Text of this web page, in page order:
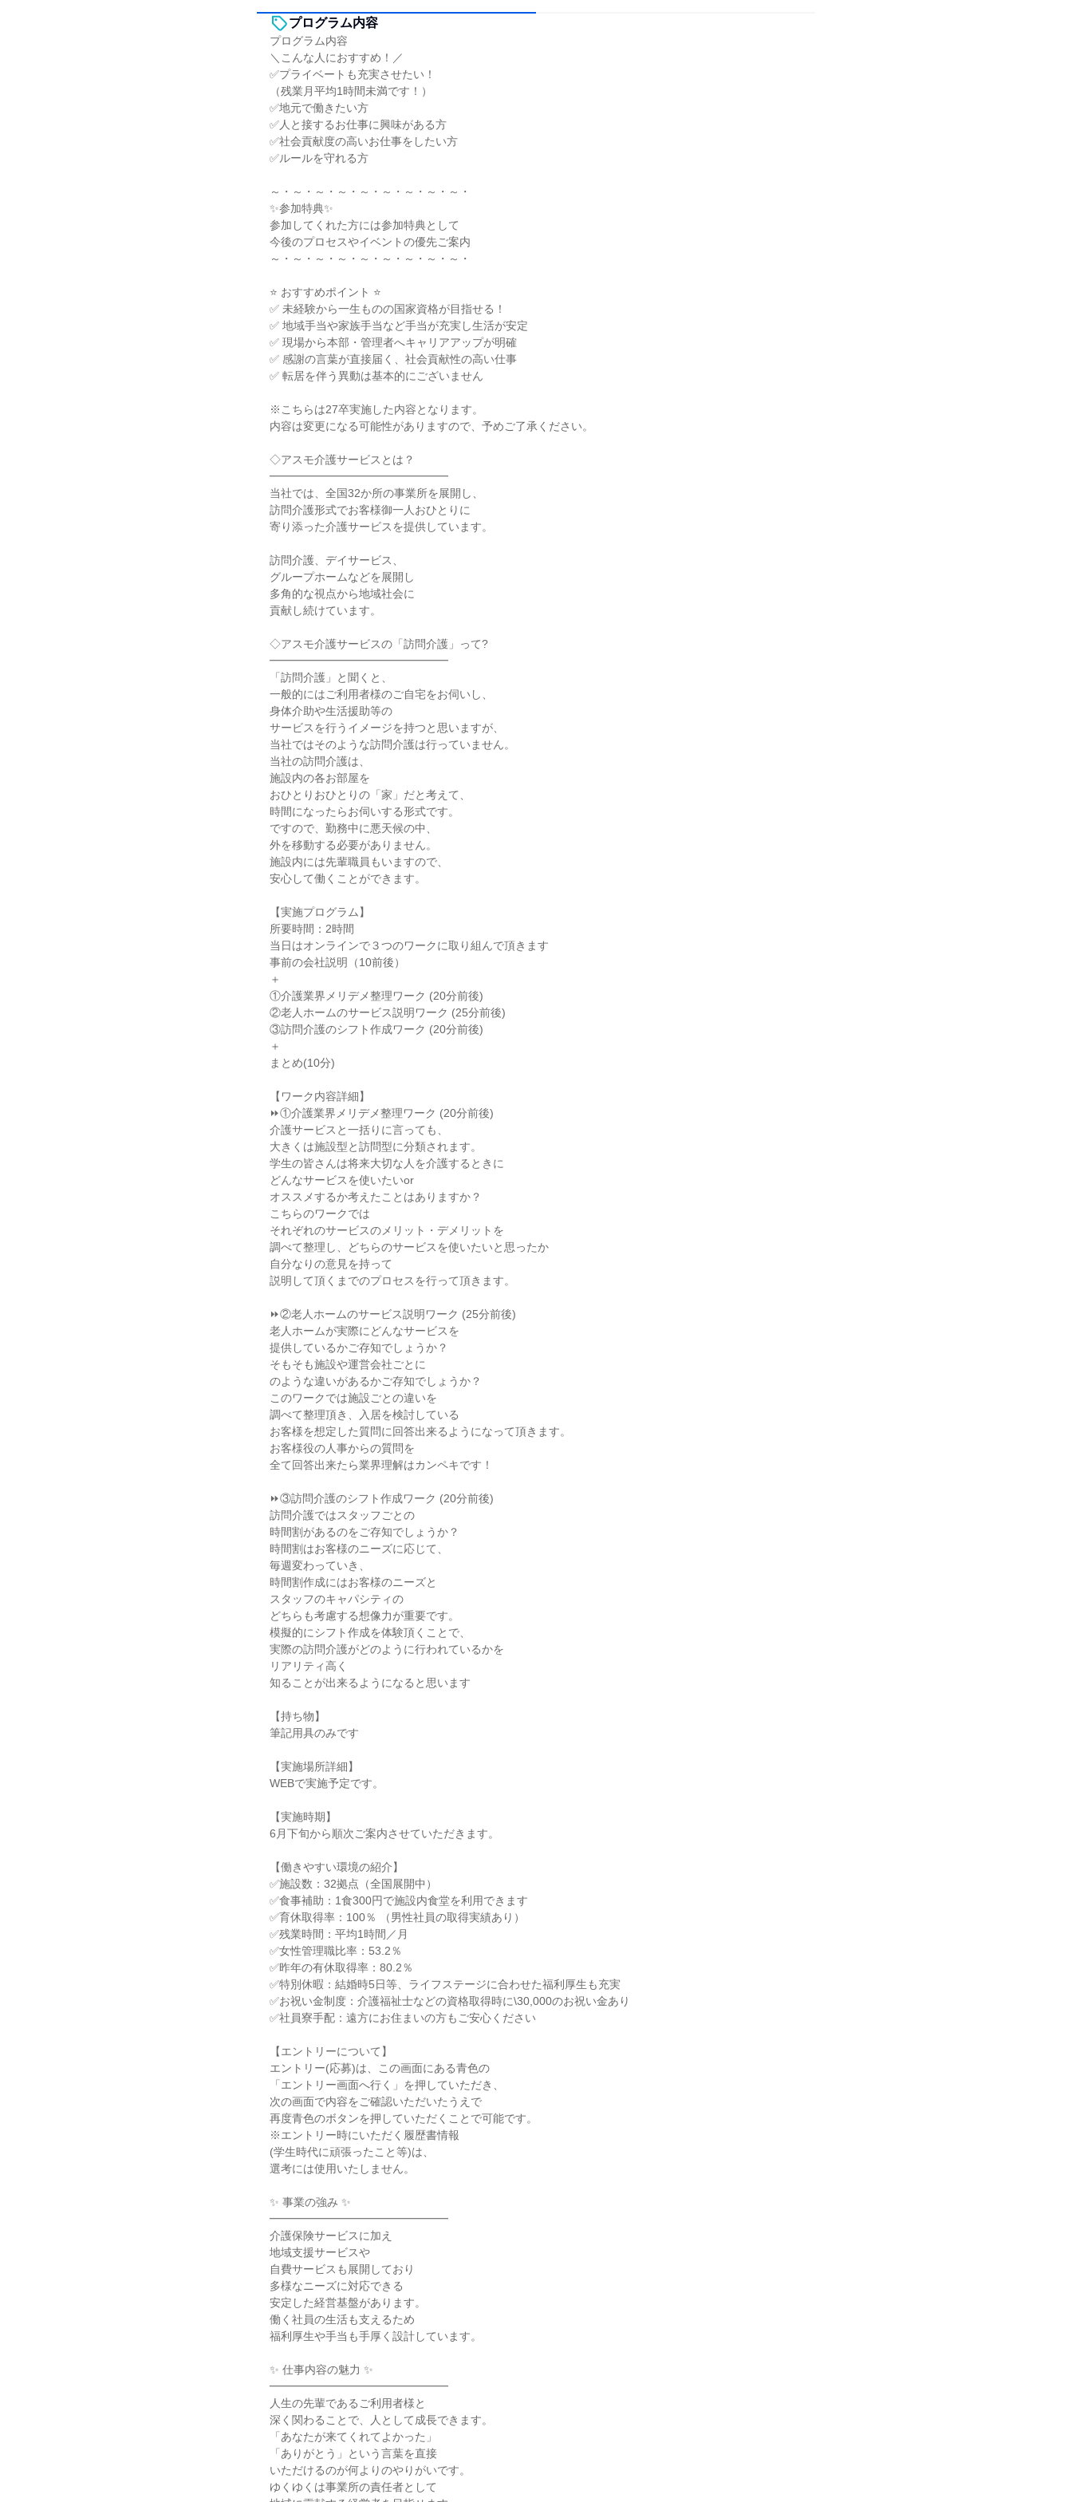
プログラム内容
プログラム内容
＼こんな人におすすめ！／
✅プライベートも充実させたい！
（残業月平均1時間未満です！）
✅地元で働きたい方
✅人と接するお仕事に興味がある方
✅社会貢献度の高いお仕事をしたい方
✅ルールを守れる方
～・～・～・～・～・～・～・～・～・
✨参加特典✨
参加してくれた方には参加特典として
今後のプロセスやイベントの優先ご案内
～・～・～・～・～・～・～・～・～・
⭐ おすすめポイント ⭐
✅ 未経験から一生ものの国家資格が目指せる！
✅ 地域手当や家族手当など手当が充実し生活が安定
✅ 現場から本部・管理者へキャリアアップが明確
✅ 感謝の言葉が直接届く、社会貢献性の高い仕事
✅ 転居を伴う異動は基本的にございません
※こちらは27卒実施した内容となります。
内容は変更になる可能性がありますので、予めご了承ください。
◇アスモ介護サービスとは？
━━━━━━━━━━━━━━━━
当社では、全国32か所の事業所を展開し、
訪問介護形式でお客様御一人おひとりに
寄り添った介護サービスを提供しています。
訪問介護、デイサービス、
グループホームなどを展開し
多角的な視点から地域社会に
貢献し続けています。
◇アスモ介護サービスの「訪問介護」って?
━━━━━━━━━━━━━━━━
「訪問介護」と聞くと、
一般的にはご利用者様のご自宅をお伺いし、
身体介助や生活援助等の
サービスを行うイメージを持つと思いますが、
当社ではそのような訪問介護は行っていません。
当社の訪問介護は、
施設内の各お部屋を
おひとりおひとりの「家」だと考えて、
時間になったらお伺いする形式です。
ですので、勤務中に悪天候の中、
外を移動する必要がありません。
施設内には先輩職員もいますので、
安心して働くことができます。
【実施プログラム】
所要時間：2時間
当日はオンラインで３つのワークに取り組んで頂きます
事前の会社説明（10前後）
＋
①介護業界メリデメ整理ワーク (20分前後)
②老人ホームのサービス説明ワーク (25分前後)
③訪問介護のシフト作成ワーク (20分前後)
＋
まとめ(10分)
【ワーク内容詳細】
⏩①介護業界メリデメ整理ワーク (20分前後)
介護サービスと一括りに言っても、
大きくは施設型と訪問型に分類されます。
学生の皆さんは将来大切な人を介護するときに
どんなサービスを使いたいor
オススメするか考えたことはありますか？
こちらのワークでは
それぞれのサービスのメリット・デメリットを
調べて整理し、どちらのサービスを使いたいと思ったか
自分なりの意見を持って
説明して頂くまでのプロセスを行って頂きます。
⏩②老人ホームのサービス説明ワーク (25分前後)
老人ホームが実際にどんなサービスを
提供しているかご存知でしょうか？
そもそも施設や運営会社ごとに
のような違いがあるかご存知でしょうか？
このワークでは施設ごとの違いを
調べて整理頂き、入居を検討している
お客様を想定した質問に回答出来るようになって頂きます。
お客様役の人事からの質問を
全て回答出来たら業界理解はカンペキです！
⏩③訪問介護のシフト作成ワーク (20分前後)
訪問介護ではスタッフごとの
時間割があるのをご存知でしょうか？
時間割はお客様のニーズに応じて、
毎週変わっていき、
時間割作成にはお客様のニーズと
スタッフのキャパシティの
どちらも考慮する想像力が重要です。
模擬的にシフト作成を体験頂くことで、
実際の訪問介護がどのように行われているかを
リアリティ高く
知ることが出来るようになると思います
【持ち物】
筆記用具のみです
【実施場所詳細】
WEBで実施予定です。
【実施時期】
6月下旬から順次ご案内させていただきます。
【働きやすい環境の紹介】
✅施設数：32拠点（全国展開中）
✅食事補助：1食300円で施設内食堂を利用できます
✅育休取得率：100％ （男性社員の取得実績あり）
✅残業時間：平均1時間／月
✅女性管理職比率：53.2％
✅昨年の有休取得率：80.2％
✅特別休暇：結婚時5日等、ライフステージに合わせた福利厚生も充実
✅お祝い金制度：介護福祉士などの資格取得時に\30,000のお祝い金あり
✅社員寮手配：遠方にお住まいの方もご安心ください
【エントリーについて】
エントリー(応募)は、この画面にある青色の
「エントリー画面へ行く」を押していただき、
次の画面で内容をご確認いただいたうえで
再度青色のボタンを押していただくことで可能です。
※エントリー時にいただく履歴書情報
(学生時代に頑張ったこと等)は、
選考には使用いたしません。
✨ 事業の強み ✨
━━━━━━━━━━━━━━━━
介護保険サービスに加え
地域支援サービスや
自費サービスも展開しており
多様なニーズに対応できる
安定した経営基盤があります。
働く社員の生活も支えるため
福利厚生や手当も手厚く設計しています。
✨ 仕事内容の魅力 ✨
━━━━━━━━━━━━━━━━
人生の先輩であるご利用者様と
深く関わることで、人として成長できます。
「あなたが来てくれてよかった」
「ありがとう」という言葉を直接
いただけるのが何よりのやりがいです。
ゆくゆくは事業所の責任者として